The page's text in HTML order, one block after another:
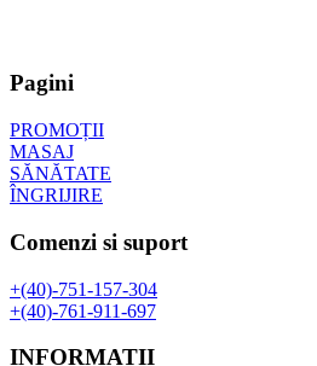
Pagini
PROMOȚII
MASAJ
SĂNĂTATE
ÎNGRIJIRE
Comenzi si suport
+(40)-751-157-304
+(40)-761-911-697
INFORMATII